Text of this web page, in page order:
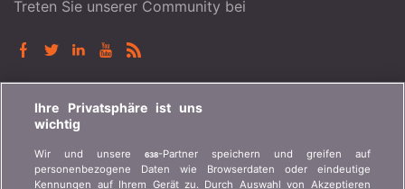
Treten Sie unserer Community bei
BONUS.CH
Wer ist bonus.ch? Wie funktionieren die Vergleiche?
Presseanfragen, Partnerschaften, Werbung...
Ihre Privatsphäre ist uns
wichtig
Wir und unsere638-Partner speichern und greifen auf
personenbezogene Daten wie Browserdaten oder eindeutige
Kennungen auf Ihrem Gerät zu. Durch Auswahl von Akzeptieren